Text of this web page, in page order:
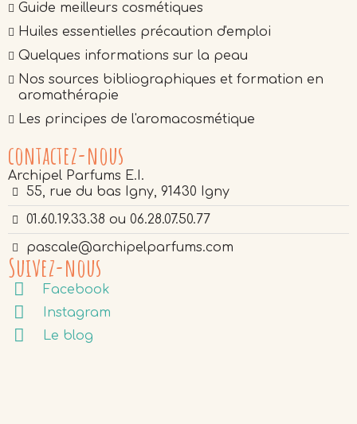
Guide meilleurs cosmétiques
Huiles essentielles précaution d'emploi
Quelques informations sur la peau
Nos sources bibliographiques et formation en
aromathérapie
Les principes de l'aromacosmétique
contactez-nous
Archipel Parfums E.I.
55, rue du bas Igny, 91430 Igny
01.60.19.33.38 ou 06.28.07.50.77
pascale@archipelparfums.com
Suivez-nous
Facebook
Instagram
Le blog